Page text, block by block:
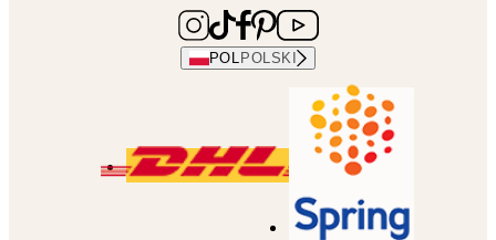
POL POLSKI